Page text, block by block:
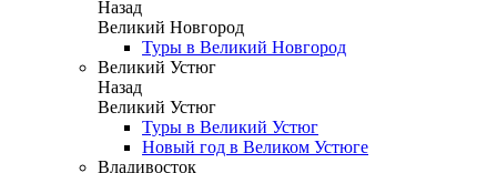
Назад
Великий Новгород
Туры в Великий Новгород
Великий Устюг
Назад
Великий Устюг
Туры в Великий Устюг
Новый год в Великом Устюге
Владивосток